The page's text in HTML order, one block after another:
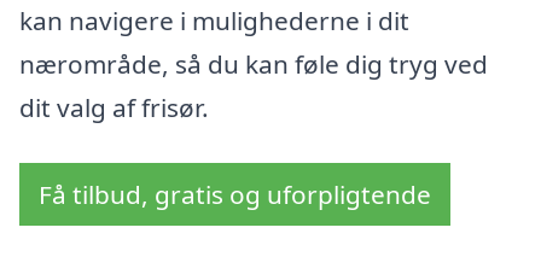
kan navigere i mulighederne i dit
nærområde, så du kan føle dig tryg ved
dit valg af frisør.
Få tilbud, gratis og uforpligtende